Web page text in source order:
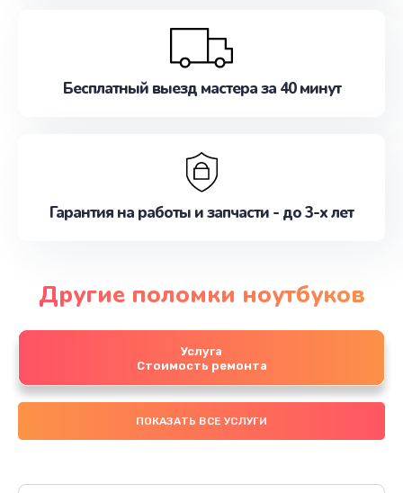
Бесплатный выезд мастера за 40 минут
Гарантия на работы и запчасти - до 3-х лет
Другие поломки ноутбуков
Услуга
Стоимость ремонта
ПОКАЗАТЬ ВСЕ УСЛУГИ